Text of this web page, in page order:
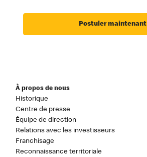
Postuler maintenant
À propos de nous
Historique
Centre de presse
Équipe de direction
Relations avec les investisseurs
Franchisage
Reconnaissance territoriale